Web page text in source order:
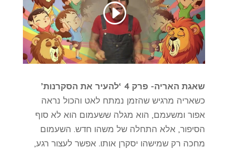
שאגת האריה- פרק 4 ‘להעיר את הסקרנות’
כשאריה מרגיש שהזמן נמתח לאט והכול נראה
אפור ומשעמם, הוא מגלה ששעמום הוא לא סוף
הסיפור, אלא התחלה של משהו חדש. השעמום
מחכה רק שמישהו יסקרן אותו. אפשר לעצור רגע,